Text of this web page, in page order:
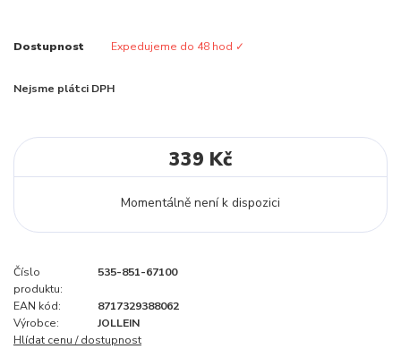
Dostupnost Expedujeme do 48 hod ✓
Nejsme plátci DPH
339 Kč
Momentálně není k dispozici
Číslo
produktu:
535-851-67100
EAN kód:
8717329388062
Výrobce:
JOLLEIN
Hlídat cenu / dostupnost